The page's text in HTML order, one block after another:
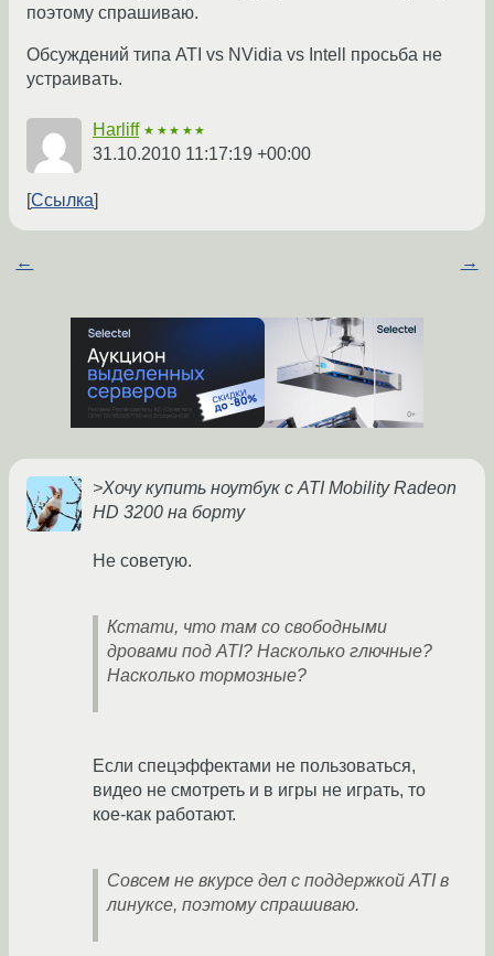
поэтому спрашиваю.
Обсуждений типа ATI vs NVidia vs Intell просьба не
устраивать.
Harliff ★★★★★
31.10.2010 11:17:19 +00:00
Ссылка
← →
>Хочу купить ноутбук с ATI Mobility Radeon
HD 3200 на борту
Не советую.
Кстати, что там со свободными
дровами под ATI? Насколько глючные?
Насколько тормозные?
Если спецэффектами не пользоваться,
видео не смотреть и в игры не играть, то
кое-как работают.
Совсем не вкурсе дел с поддержкой ATI в
линуксе, поэтому спрашиваю.